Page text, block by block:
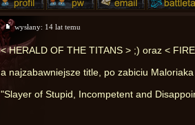
wysłany: 14 lat temu
< HERALD OF THE TITANS > ;) oraz <
a najzabawniejsze title, po zabiciu
"Slayer of Stupid, Incompetent and